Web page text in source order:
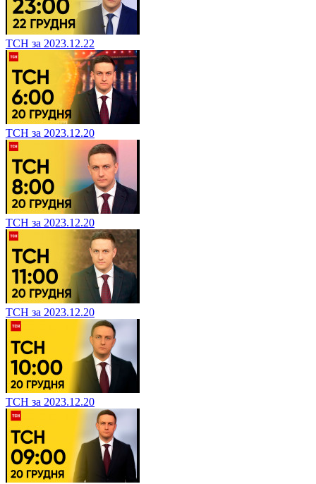
ТСН за 2023.12.22
ТСН за 2023.12.20
ТСН за 2023.12.20
ТСН за 2023.12.20
ТСН за 2023.12.20